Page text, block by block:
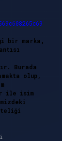
bir marka,
Burada
olup,
ile isim